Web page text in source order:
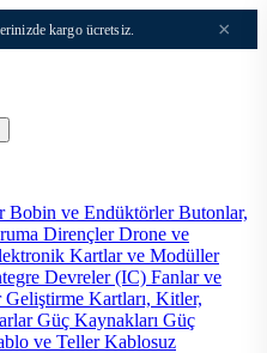
kargo ücretsiz. ×
Bobin ve EndüktörlerButonlar,
DirençlerDrone ve
Kartlar ve Modüller
Devreler (IC) Fanlar ve
Geliştirme Kartları, Kitler,
Güç Kaynakları Güç
ve TellerKablosuz